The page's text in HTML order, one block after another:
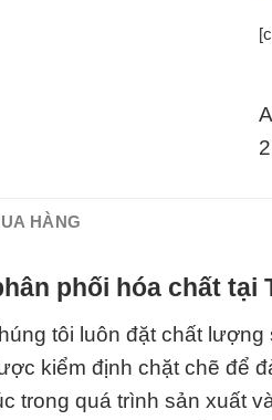
HÀNG
phối hóa chất tại
tôi luôn đặt chất
kiểm định chặt chẽ để
trong quá trình sản xuất